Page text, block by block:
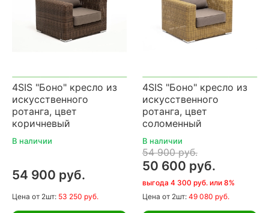
4SIS "Боно" кресло из
искусственного
ротанга, цвет
коричневый
В наличии
54 900 руб.
Цена от 2шт: 53 250 руб.
4SIS "Боно" кресло из
искусственного
ротанга, цвет
соломенный
В наличии
54 900 руб.
50 600 руб.
выгода 4 300 руб. или 8%
Цена от 2шт: 49 080 руб.